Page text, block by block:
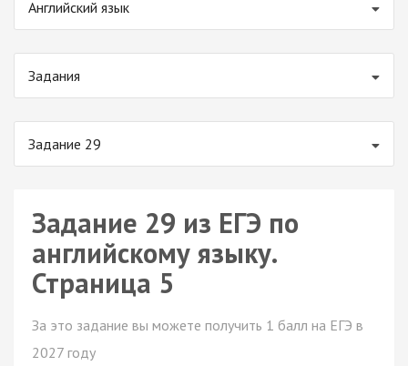
Английский язык
Задания
Задание 29
Задание 29 из ЕГЭ по
английскому языку.
Страница 5
За это задание вы можете получить 1 балл на ЕГЭ в
2027 году